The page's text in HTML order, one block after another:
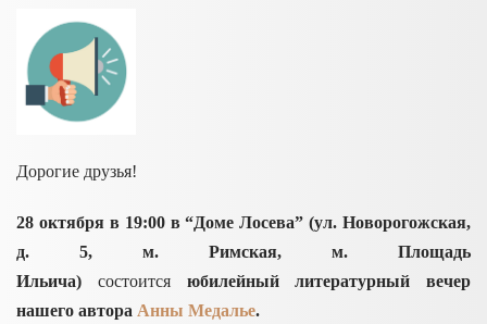
Дорогие друзья!
28 октября в 19:00 в “Доме Лосева” (ул. Новорогожская,
д. 5,
м. Римская, м. Площадь
Ильича) состоится юбилейный литературный вечер
нашего автора Анны Медалье.